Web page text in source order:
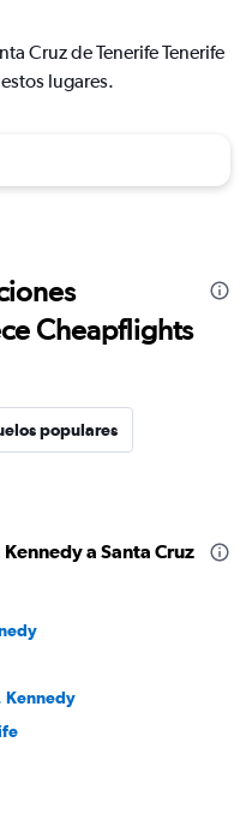
Cruz de Tenerife Tenerife
lugares.
Cheapflights
populares
a Santa Cruz
Kennedy